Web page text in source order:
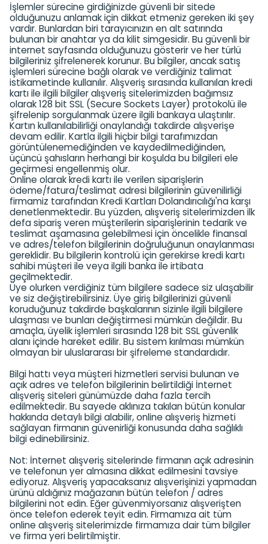
İşlemler sürecine girdiğinizde güvenli bir sitede
olduğunuzu anlamak için dikkat etmeniz gereken iki şey
vardır. Bunlardan biri tarayıcınızın en alt satırında
bulunan bir anahtar ya da kilit simgesidir. Bu güvenli bir
internet sayfasında olduğunuzu gösterir ve her türlü
bilgileriniz şifrelenerek korunur. Bu bilgiler, ancak satış
işlemleri sürecine bağlı olarak ve verdiğiniz talimat
istikametinde kullanılır. Alışveriş sırasında kullanılan kredi
kartı ile ilgili bilgiler alışveriş sitelerimizden bağımsız
olarak 128 bit SSL (Secure Sockets Layer) protokolü ile
şifrelenip sorgulanmak üzere ilgili bankaya ulaştırılır.
Kartın kullanılabilirliği onaylandığı takdirde alışverişe
devam edilir. Kartla ilgili hiçbir bilgi tarafımızdan
görüntülenemediğinden ve kaydedilmediğinden,
üçüncü şahısların herhangi bir koşulda bu bilgileri ele
geçirmesi engellenmiş olur.
Online olarak kredi kartı ile verilen siparişlerin
ödeme/fatura/teslimat adresi bilgilerinin güvenilirliği
firmamiz tarafından Kredi Kartları Dolandırıcılığı'na karşı
denetlenmektedir. Bu yüzden, alışveriş sitelerimizden ilk
defa sipariş veren müşterilerin siparişlerinin tedarik ve
teslimat aşamasına gelebilmesi için öncelikle finansal
ve adres/telefon bilgilerinin doğruluğunun onaylanması
gereklidir. Bu bilgilerin kontrolü için gerekirse kredi kartı
sahibi müşteri ile veya ilgili banka ile irtibata
geçilmektedir.
Üye olurken verdiğiniz tüm bilgilere sadece siz ulaşabilir
ve siz değiştirebilirsiniz. Üye giriş bilgilerinizi güvenli
koruduğunuz takdirde başkalarının sizinle ilgili bilgilere
ulaşması ve bunları değiştirmesi mümkün değildir. Bu
amaçla, üyelik işlemleri sırasında 128 bit SSL güvenlik
alanı içinde hareket edilir. Bu sistem kırılması mümkün
olmayan bir uluslararası bir şifreleme standardıdır.
Bilgi hattı veya müşteri hizmetleri servisi bulunan ve
açık adres ve telefon bilgilerinin belirtildiği İnternet
alışveriş siteleri günümüzde daha fazla tercih
edilmektedir. Bu sayede aklınıza takılan bütün konular
hakkında detaylı bilgi alabilir, online alışveriş hizmeti
sağlayan firmanın güvenirliği konusunda daha sağlıklı
bilgi edinebilirsiniz.
Not: İnternet alışveriş sitelerinde firmanın açık adresinin
ve telefonun yer almasına dikkat edilmesini tavsiye
ediyoruz. Alışveriş yapacaksanız alışverişinizi yapmadan
ürünü aldığınız mağazanın bütün telefon / adres
bilgilerini not edin. Eğer güvenmiyorsanız alışverişten
önce telefon ederek teyit edin. Firmamıza ait tüm
online alışveriş sitelerimizde firmamıza dair tüm bilgiler
ve firma yeri belirtilmiştir.